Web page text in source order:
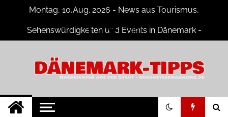
content
Montag, 10,Aug. 2026 - News aus Tourismus,
Sehenswürdigkeiten und Events in Dänemark -
Dänemark Tipps
Neuigkeiten und Nachrichten in
Dänemark